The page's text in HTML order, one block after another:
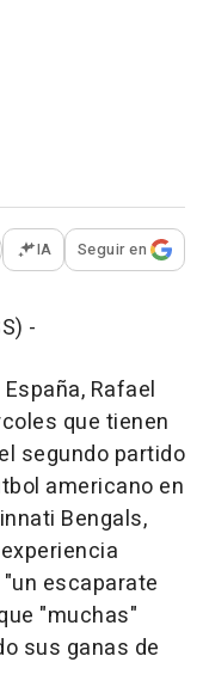
opciones para
IA Seguir en
-
Rafael
que tienen
segundo partido
americano en
Bengals,
escaparate
"muchas"
sus ganas de